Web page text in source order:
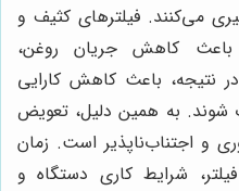
می‌کنند. فیلترهای کثیف و
باعث کاهش جریان روغن،
نتیجه، باعث کاهش کارایی
به همین دلیل، تعویض
و اجتناب‌ناپذیر است. زمان
شرایط کاری دستگاه و